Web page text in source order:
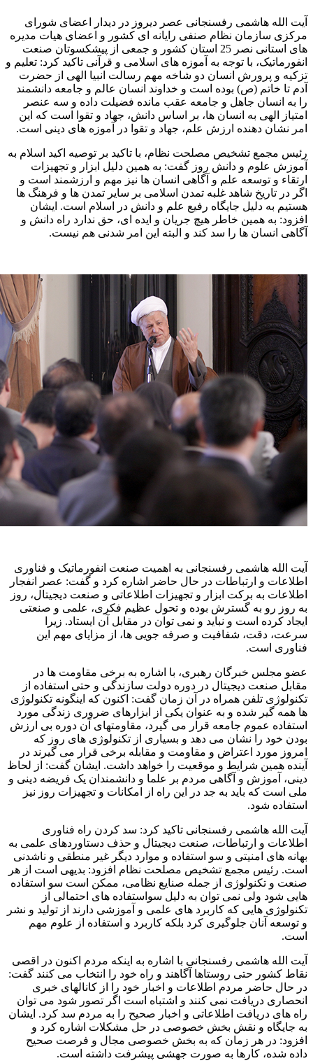
آیت الله هاشمی رفسنجانی عصر دیروز در دیدار اعضای شورای
مرکزی سازمان نظام صنفی رایانه ای کشور و اعضای هیات مدیره
های استانی نصر 25 استان کشور و جمعی از پیشکسوتان صنعت
انفورماتیک، با توجه به آموزه های اسلامی و قرآنی تاکید کرد: تعلیم و
تزکیه و پرورش انسان دو شاخه مهم رسالت انبیا الهی از حضرت
آدم تا خاتم (ص) بوده است و خداوند انسان عالم و جامعه دانشمند
را به انسان جاهل و جامعه عقب مانده فضیلت داده و سه عنصر
امتیاز الهی به انسان ها، بر اساس دانش، جهاد و تقوا است که این
امر نشان دهنده ارزش علم، جهاد و تقوا در آموزه های دینی است.
رئیس مجمع تشخیص مصلحت نظام، با تاکید بر توصیه اکید اسلام به
آموزش علوم و دانش روز گفت: به همین دلیل ابزار و تجهیزات
ارتقاء و توسعه علم و آگاهی انسان ها نیز مهم و ارزشمند است و
اگر در تاریخ شاهد غلبه تمدن اسلامی بر سایر تمدن ها و فرهنگ ها
هستیم به دلیل جایگاه رفیع علم و دانش در اسلام است. ایشان
افزود: به همین خاطر هیچ جریان و ایده ای، حق ندارد راه دانش و
آگاهی انسان ها را سد کند و البته این امر شدنی هم نیست.
آیت الله هاشمی رفسنجانی به اهمیت صنعت انفورماتیک و فناوری
اطلاعات و ارتباطات در حال حاضر اشاره کرد و گفت: عصر انفجار
اطلاعات به برکت ابزار و تجهیزات اطلاعاتی و صنعت دیجیتال، روز
به روز رو به گسترش بوده و تحول عظیم فکری، علمی و صنعتی
ایجاد کرده است و نباید و نمی توان در مقابل آن ایستاد. زیرا
سرعت، دقت، شفافیت و صرفه جویی ها، از مزایای مهم این
فناوری است.
عضو مجلس خبرگان رهبری، با اشاره به برخی مقاومت ها در
مقابل صنعت دیجیتال در دوره دولت سازندگی و حتی استفاده از
تکنولوژی تلفن همراه در آن زمان گفت: اکنون که اینگونه تکنولوژی
ها همه گیر شده و به عنوان یکی از ابزارهای ضروری زندگی مورد
استفاده عموم جامعه قرار می گیرد، مقاومتهای آن دوره بی ارزش
بودن خود را نشان می دهد و بسیاری از تکنولوژی های روز که
امروز مورد اعتراض و مقاومت و مقابله برخی قرار می گیرند در
آینده همین شرایط و موقعیت را خواهد داشت. ایشان گفت: از لحاظ
دینی، آموزش و آگاهی مردم بر علما و دانشمندان یک فریضه دینی و
ملی است که باید به جد در این راه از امکانات و تجهیزات روز نیز
استفاده شود.
آیت الله هاشمی رفسنجانی تاکید کرد: سد کردن راه فناوری
اطلاعات و ارتباطات، صنعت دیجیتال و حذف دستاوردهای علمی به
بهانه های امنیتی و سو استفاده و موارد دیگر غیر منطقی و ناشدنی
است. رئیس مجمع تشخیص مصلحت نظام افزود: بدیهی است از هر
صنعت و تکنولوژی از جمله صنایع نظامی، ممکن است سو استفاده
هایی شود ولی نمی توان به دلیل سواستفاده های احتمالی از
تکنولوژی هایی که کاربرد های علمی و آموزشی دارند از تولید و نشر
و توسعه آنان جلوگیری کرد بلکه کاربرد و استفاده از علوم مهم
است.
آیت الله هاشمی رفسنجانی با اشاره به اینکه مردم اکنون در اقصی
نقاط کشور حتی روستاها آگاهند و راه خود را انتخاب می کنند گفت:
در حال حاضر مردم اطلاعات و اخبار خود را از کانالهای خبری
انحصاری دریافت نمی کنند و اشتباه است اگر تصور شود می توان
راه های دریافت اطلاعاتی و اخبار صحیح را به مردم سد کرد. ایشان
به جایگاه و نقش بخش خصوصی در حل مشکلات اشاره کرد و
افزود: در هر زمان که به بخش خصوصی مجال و فرصت صحیح
داده شده، کارها به صورت جهشی پیشرفت داشته است.